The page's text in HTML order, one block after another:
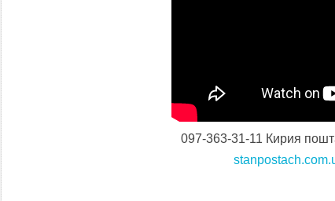
097-363-31-11 Кирия